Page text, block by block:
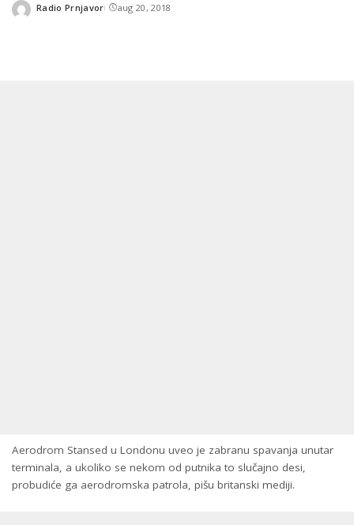
Posted
Radio Prnjavor aug 20, 2018
Aerodrom Stansed u Londonu uveo je zabranu spavanja unutar
terminala, a ukoliko se nekom od putnika to slučajno desi,
probudiće ga aerodromska patrola, pišu britanski mediji.